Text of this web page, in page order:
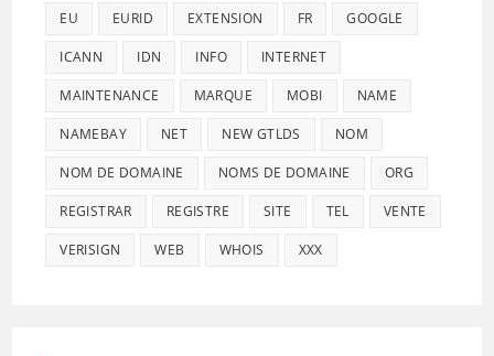
EU EURID EXTENSION FR GOOGLE
ICANN IDN INFO INTERNET
MAINTENANCE MARQUE MOBI NAME
NAMEBAY NET NEW GTLDS NOM
NOM DE DOMAINE NOMS DE DOMAINE ORG
REGISTRAR REGISTRE SITE TEL VENTE
VERISIGN WEB WHOIS XXX